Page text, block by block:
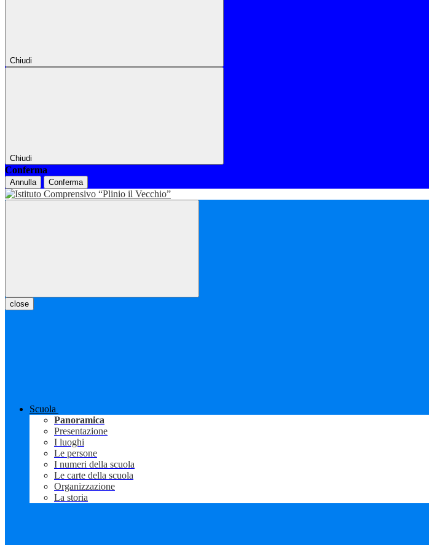
Chiudi
Chiudi
Conferma
Annulla Conferma
close
Scuola
Panoramica
Presentazione
I luoghi
Le persone
I numeri della scuola
Le carte della scuola
Organizzazione
La storia